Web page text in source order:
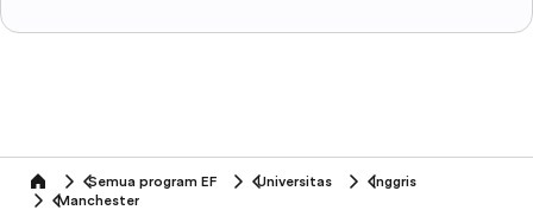
home Semua program EF Universitas
Inggris
Manchester